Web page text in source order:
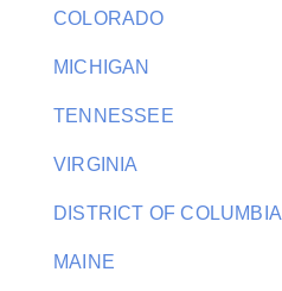
COLORADO
MICHIGAN
TENNESSEE
VIRGINIA
DISTRICT OF COLUMBIA
MAINE